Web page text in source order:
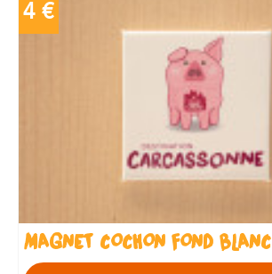
MAGNET COCHON FOND BLANC
4 €